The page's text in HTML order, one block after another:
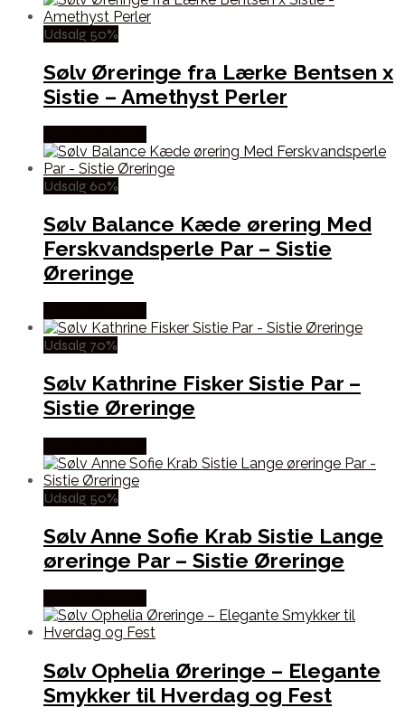
Udsalg 50%
Sølv Øreringe fra Lærke Bentsen x
Sistie – Amethyst Perler
Udsalg 60%
Sølv Balance Kæde ørering Med
Ferskvandsperle Par – Sistie
Øreringe
Udsalg 70%
Sølv Kathrine Fisker Sistie Par –
Sistie Øreringe
Udsalg 50%
Sølv Anne Sofie Krab Sistie Lange
øreringe Par – Sistie Øreringe
Sølv Ophelia Øreringe – Elegante
Smykker til Hverdag og Fest